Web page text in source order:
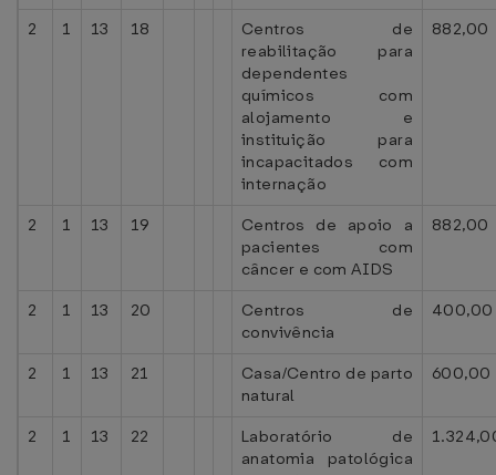
2 1 13 18
Centros de
reabilitação para
dependentes
químicos com
alojamento e
instituição para
incapacitados com
internação
882,00
2 1 13 19
Centros de apoio a
pacientes com
câncer e com AIDS
882,00
2 1 13 20
Centros de
convivência
400,00
2 1 13 21
Casa/Centro de parto
natural
600,00
2 1 13 22
Laboratório de
anatomia patológica